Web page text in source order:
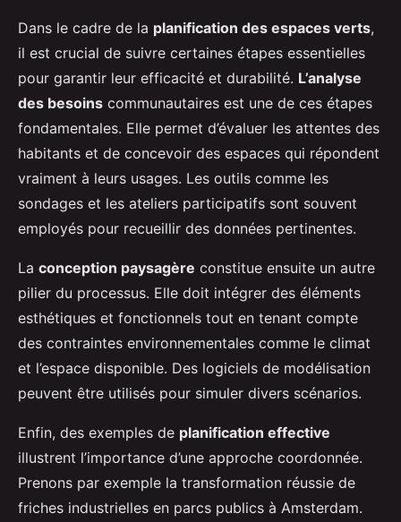
Dans le cadre de la planification des espaces verts,
il est crucial de suivre certaines étapes essentielles
pour garantir leur efficacité et durabilité. L’analyse
des besoins communautaires est une de ces étapes
fondamentales. Elle permet d’évaluer les attentes des
habitants et de concevoir des espaces qui répondent
vraiment à leurs usages. Les outils comme les
sondages et les ateliers participatifs sont souvent
employés pour recueillir des données pertinentes.
La conception paysagère constitue ensuite un autre
pilier du processus. Elle doit intégrer des éléments
esthétiques et fonctionnels tout en tenant compte
des contraintes environnementales comme le climat
et l’espace disponible. Des logiciels de modélisation
peuvent être utilisés pour simuler divers scénarios.
Enfin, des exemples de planification effective
illustrent l’importance d’une approche coordonnée.
Prenons par exemple la transformation réussie de
friches industrielles en parcs publics à Amsterdam.